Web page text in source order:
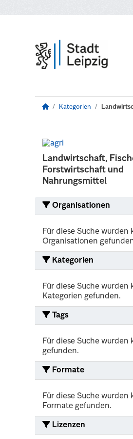
Kategorien
Landwirtschaft,
Forstwirtschaft und
Nahrungsmittel
Organisationen
Für diese Suche wurden
Organisationen
Kategorien
Für diese Suche wurden
Kategorien gefunden.
Tags
Für diese Suche wurden
gefunden.
Formate
Für diese Suche wurden
Formate gefunden.
Lizenzen